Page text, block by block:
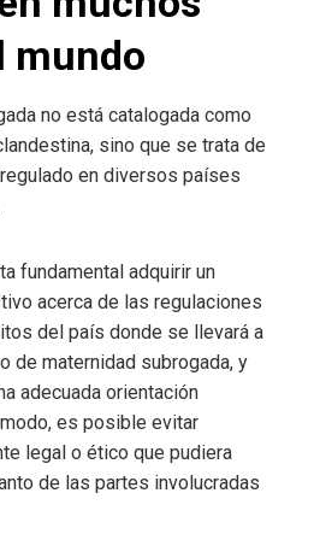
mundo
no está catalogada como
sino que se trata de
en diversos países
fundamental adquirir un
acerca de las regulaciones
del país donde se llevará a
de maternidad subrogada, y
adecuada orientación
es posible evitar
legal o ético que pudiera
de las partes involucradas